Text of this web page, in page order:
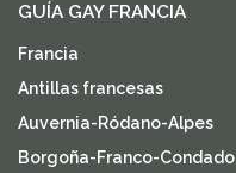
GUÍA GAY FRANCIA
Francia
Antillas francesas
Auvernia-Ródano-Alpes
Borgoña-Franco-Condado